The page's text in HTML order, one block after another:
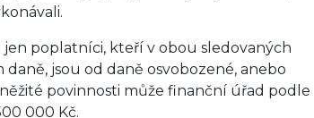
jen poplatníci, kteří v obou sledovaných
jsou od daně osvobozené, anebo
povinnosti může finanční úřad podle
000 Kč.